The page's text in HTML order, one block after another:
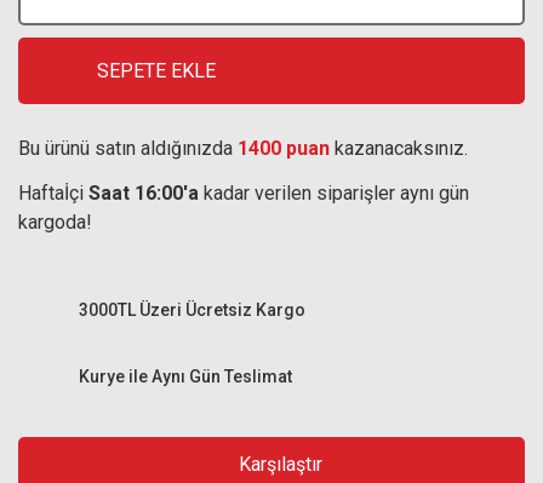
SEPETE EKLE
Bu ürünü satın aldığınızda 1400 puan kazanacaksınız.
Haftaİçi Saat 16:00'a kadar verilen siparişler aynı gün
kargoda!
Kurye ile Aynı Gün Teslimat
3000TL Üzeri Ücretsiz Kargo
Karşılaştır